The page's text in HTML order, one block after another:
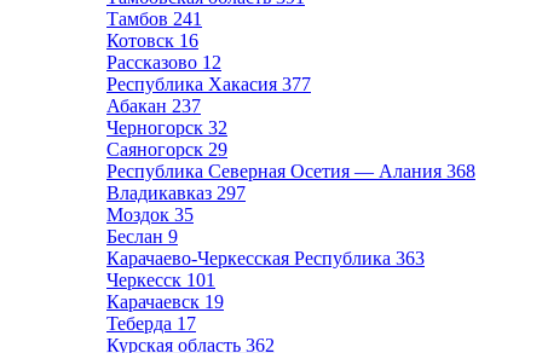
Тамбов 241
Котовск 16
Рассказово 12
Республика Хакасия 377
Абакан 237
Черногорск 32
Саяногорск 29
Республика Северная Осетия — Алания 368
Владикавказ 297
Моздок 35
Беслан 9
Карачаево-Черкесская Республика 363
Черкесск 101
Карачаевск 19
Теберда 17
Курская область 362